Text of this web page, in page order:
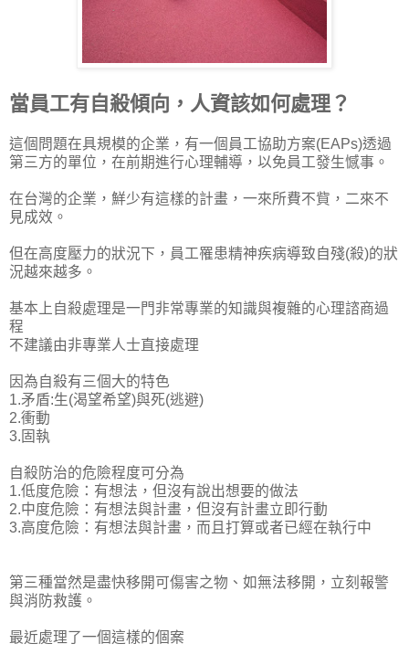
當員工有自殺傾向，人資該如何處理？
這個問題在具規模的企業，有一個員工協助方案(EAPs)透過
第三方的單位，在前期進行心理輔導，以免員工發生憾事。
在台灣的企業，鮮少有這樣的計畫，一來所費不貲，二來不
見成效。
但在高度壓力的狀況下，員工罹患精神疾病導致自殘(殺)的狀
況越來越多。
基本上自殺處理是一門非常專業的知識與複雜的心理諮商過
程
不建議由非專業人士直接處理
因為自殺有三個大的特色
1.矛盾:生(渴望希望)與死(逃避)
2.衝動
3.固執
自殺防治的危險程度可分為
1.低度危險：有想法，但沒有說出想要的做法
2.中度危險：有想法與計畫，但沒有計畫立即行動
3.高度危險：有想法與計畫，而且打算或者已經在執行中
第三種當然是盡快移開可傷害之物、如無法移開，立刻報警
與消防救護。
最近處理了一個這樣的個案